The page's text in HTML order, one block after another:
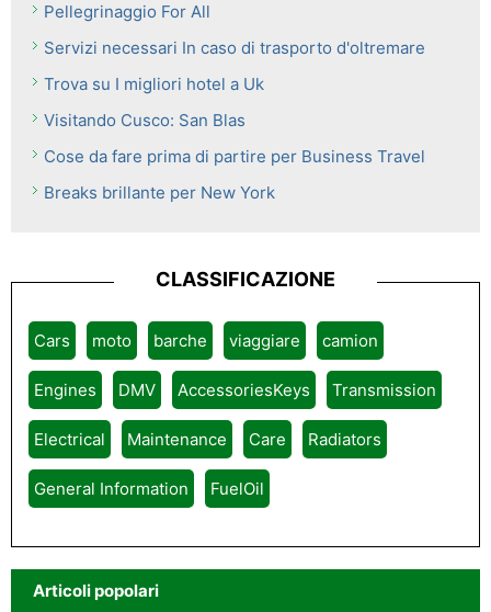
Pellegrinaggio For All
Servizi necessari In caso di trasporto d'oltremare
Trova su I migliori hotel a Uk
Visitando Cusco: San Blas
Cose da fare prima di partire per Business Travel
Breaks brillante per New York
CLASSIFICAZIONE
Cars moto barche viaggiare camion
Engines DMV AccessoriesKeys Transmission
Electrical Maintenance Care Radiators
General Information FuelOil
Articoli popolari